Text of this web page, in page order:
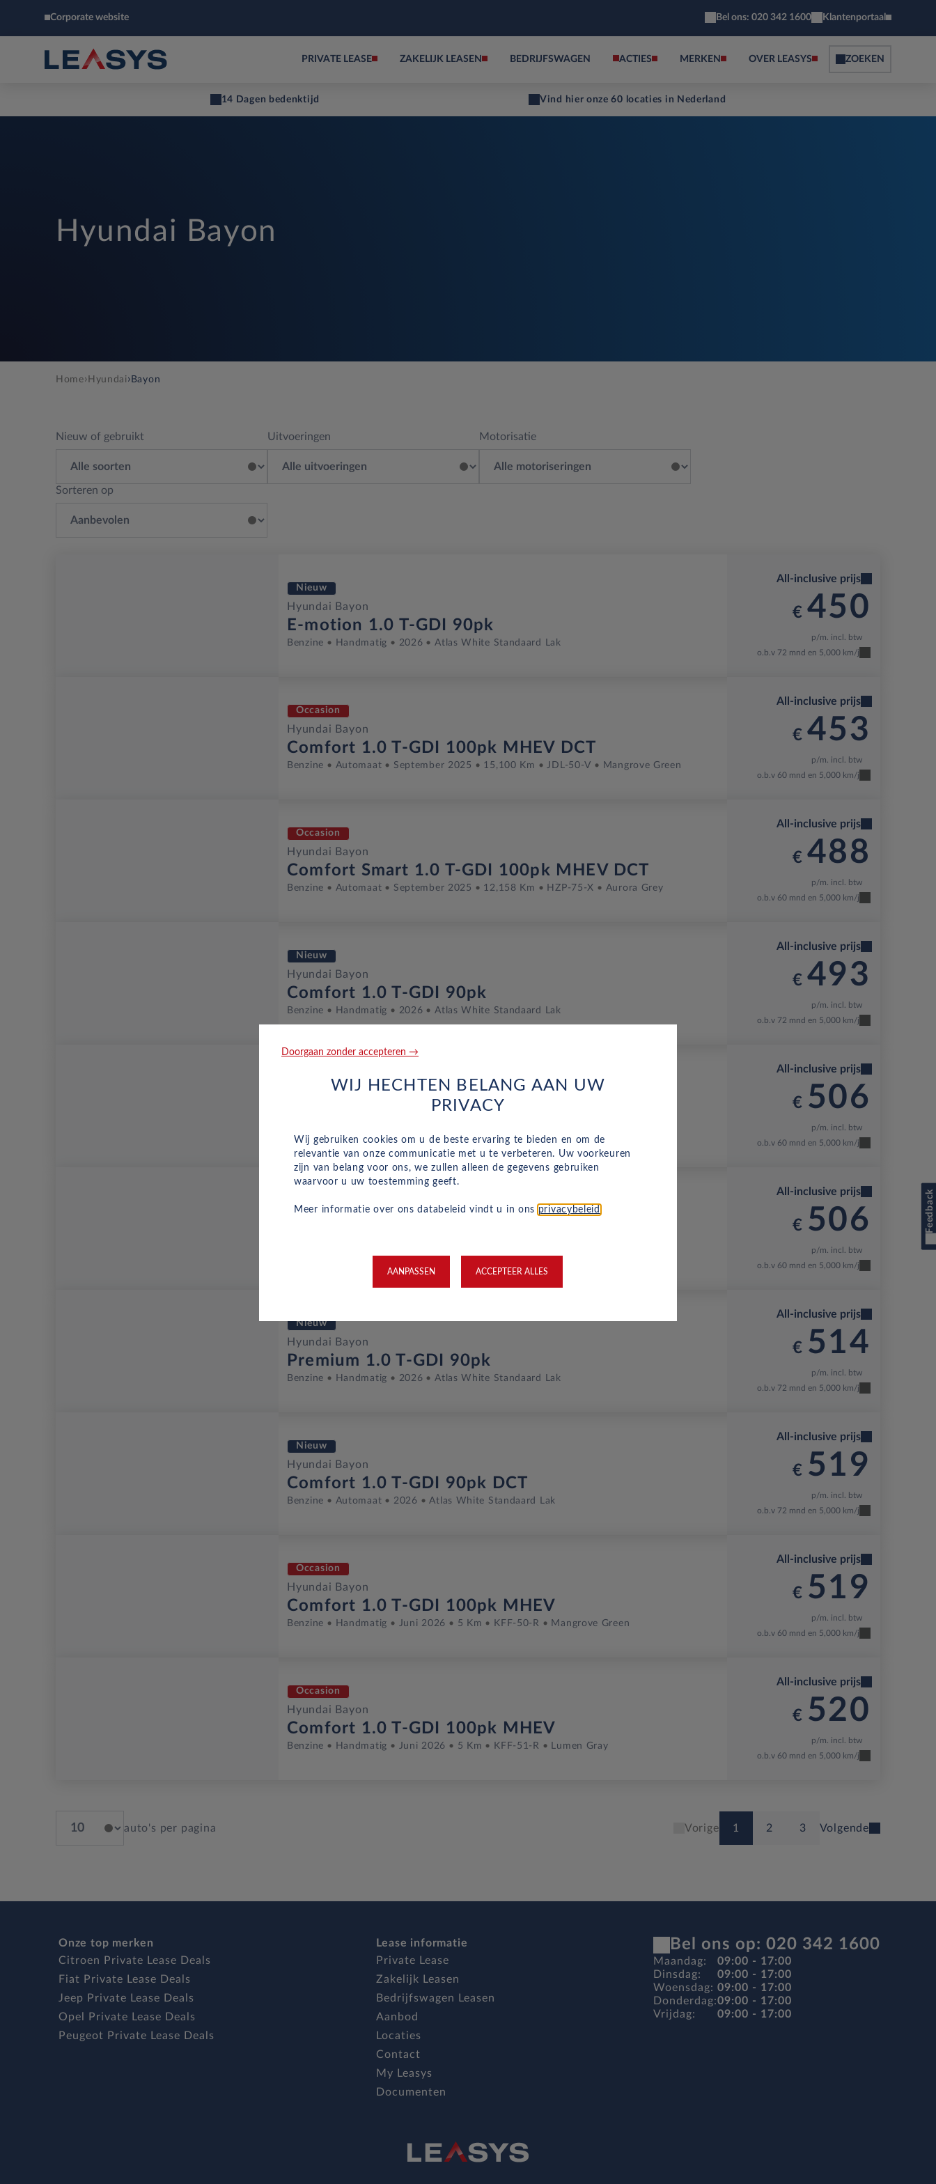
Corporate website Bel ons: 020 342 1600 Klantenportaal
PRIVATE LEASE ZAKELIJK LEASEN BEDRIJFSWAGEN ACTIES MERKEN OVER LEASYS ZOEKEN
14 Dagen bedenktijd Vind hier onze 60 locaties in Nederland
Hyundai Bayon
Home› Hyundai › Bayon
Nieuw of gebruikt Uitvoeringen Motorisatie
Sorteren op
Nieuw
Hyundai Bayon
E-motion 1.0 T-GDI 90pk
Benzine Handmatig 2026 Atlas White Standaard Lak
All-inclusive prijs
€ 450
p/m. incl. btw
o.b.v 72 mnd en 5,000 km/j
Occasion
Hyundai Bayon
Comfort 1.0 T-GDI 100pk MHEV DCT
Benzine Automaat September 2025 15,100 Km JDL-50-V Mangrove Green
All-inclusive prijs
€ 453
p/m. incl. btw
o.b.v 60 mnd en 5,000 km/j
Occasion
Hyundai Bayon
Comfort Smart 1.0 T-GDI 100pk MHEV DCT
Benzine Automaat September 2025 12,158 Km HZP-75-X Aurora Grey
All-inclusive prijs
€ 488
p/m. incl. btw
o.b.v 60 mnd en 5,000 km/j
Nieuw
Hyundai Bayon
Comfort 1.0 T-GDI 90pk
Benzine Handmatig 2026 Atlas White Standaard Lak
All-inclusive prijs
€ 493
p/m. incl. btw
o.b.v 72 mnd en 5,000 km/j
Occasion
Comfort 1.0 T-GDI 100pk MHEV DCT
All-inclusive prijs
€ 506
p/m. incl. btw
o.b.v 60 mnd en 5,000 km/j
Automaat Januari 2026 6 Km JGZ-60-B (UC3)
All-inclusive prijs
€ 506
p/m. incl. btw
o.b.v 60 mnd en 5,000 km/j
Nieuw
Hyundai Bayon
Premium 1.0 T-GDI 90pk
Benzine Handmatig 2026 Atlas White Standaard Lak
All-inclusive prijs
€ 514
p/m. incl. btw
o.b.v 72 mnd en 5,000 km/j
Nieuw
Hyundai Bayon
Comfort 1.0 T-GDI 90pk DCT
Benzine Automaat 2026 Atlas White Standaard Lak
All-inclusive prijs
€ 519
p/m. incl. btw
o.b.v 72 mnd en 5,000 km/j
Occasion
Hyundai Bayon
Comfort 1.0 T-GDI 100pk MHEV
Benzine Handmatig Juni 2026 5 Km KFF-50-R Mangrove Green
All-inclusive prijs
€ 519
p/m. incl. btw
o.b.v 60 mnd en 5,000 km/j
Occasion
Hyundai Bayon
Comfort 1.0 T-GDI 100pk MHEV
Benzine Handmatig Juni 2026 5 Km KFF-51-R Lumen Gray
All-inclusive prijs
€ 520
p/m. incl. btw
o.b.v 60 mnd en 5,000 km/j
auto's per pagina Vorige 1 2 3 Volgende
Feedback
Onze top merken
Citroen Private Lease Deals
Fiat Private Lease Deals
Jeep Private Lease Deals
Opel Private Lease Deals
Peugeot Private Lease Deals
Lease informatie
Private Lease
Zakelijk Leasen
Bedrijfswagen Leasen
Aanbod
Locaties
Contact
My Leasys
Documenten
Bel ons op: 020 342 1600
Maandag:
Dinsdag:
Woensdag:
Donderdag:
Vrijdag:
09:00 - 17:00
09:00 - 17:00
09:00 - 17:00
09:00 - 17:00
09:00 - 17:00
Doorgaan zonder accepteren →
WIJ HECHTEN BELANG AAN UW
PRIVACY
Wij gebruiken cookies om u de beste ervaring te bieden en om de
relevantie van onze communicatie met u te verbeteren. Uw voorkeuren
zijn van belang voor ons, we zullen alleen de gegevens gebruiken
waarvoor u uw toestemming geeft.
Meer informatie over ons databeleid vindt u in ons privacybeleid.
AANPASSEN ACCEPTEER ALLES